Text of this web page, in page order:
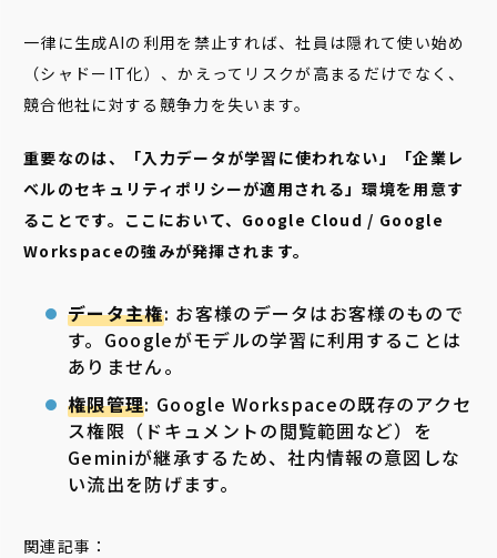
一律に生成AIの利用を禁止すれば、社員は隠れて使い始め
（シャドーIT化）、かえってリスクが高まるだけでなく、
競合他社に対する競争力を失います。
重要なのは、「入力データが学習に使われない」「企業レ
ベルのセキュリティポリシーが適用される」環境を用意す
ることです。ここにおいて、Google Cloud / Google
Workspaceの強みが発揮されます。
データ主権: お客様のデータはお客様のもので
す。Googleがモデルの学習に利用することは
ありません。
権限管理: Google Workspaceの既存のアクセ
ス権限（ドキュメントの閲覧範囲など）を
Geminiが継承するため、社内情報の意図しな
い流出を防げます。
関連記事：